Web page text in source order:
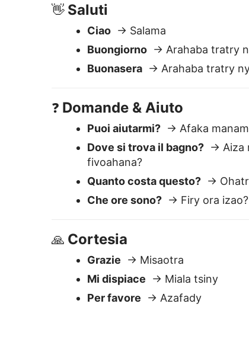
Quanto costa questo?
Che ore sono?→ Firy ora izao?
Cortesia
Mi dispiace→ Miala tsiny
Per favore→ Azafady
Perché
Facile da usare
Incolla il testo — ottieni una